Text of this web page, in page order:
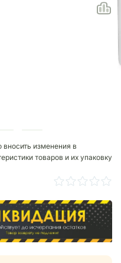
вносить изменения в
товаров и их упаковку